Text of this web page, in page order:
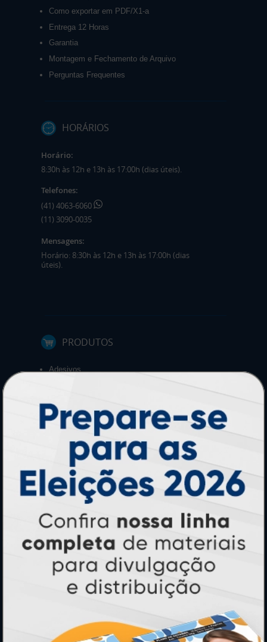
Como exportar em PDF/X1-a
Entrega 12 Horas
Garantia
Montagem e Fechamento de Arquivo
Perguntas Frequentes
HORÁRIOS
Horário:
8:30h às 12h e 13h às 17:00h (dias úteis).
Telefones:
(41) 4063-6060
(11) 3090-0035
Mensagens:
Horário: 8:30h às 12h e 13h às 17:00h (dias
úteis).
PRODUTOS
Adesivos
Ímãs
Cartão de Visita
Folder, Flyer e Panfleto
Banners e Lonas
Calendários 2027
PAGUE COM